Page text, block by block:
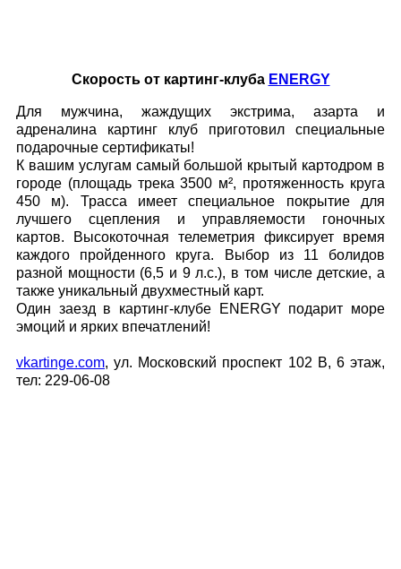
Скорость от картинг-клуба ENERGY
Для мужчина, жаждущих экстрима, азарта и
адреналина картинг клуб приготовил специальные
подарочные сертификаты!
​К вашим услугам самый большой крытый картодром в
городе (площадь трека 3500 м², протяженность круга
450 м). Трасса имеет специальное покрытие для
лучшего сцепления и управляемости гоночных
картов. Высокоточная телеметрия фиксирует время
каждого пройденного круга. Выбор из 11 болидов
разной мощности (6,5 и 9 л.с.), в том числе детские, а
также уникальный двухместный карт.
Один заезд в картинг-клубе ENERGY подарит море
эмоций и ярких впечатлений!
vkartinge.com, ул. Московский проспект 102 В, 6 этаж,
тел: 229-06-08